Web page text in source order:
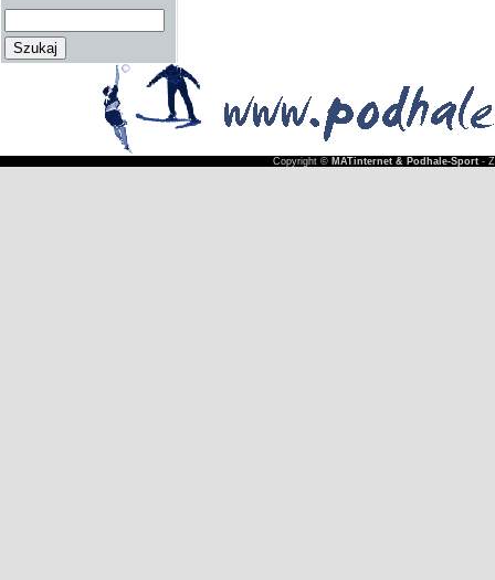
Copyright © MATinternet & Podhale-Sport-